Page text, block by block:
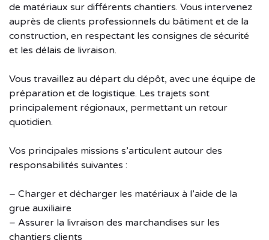
de matériaux sur différents chantiers. Vous intervenez
auprès de clients professionnels du bâtiment et de la
construction, en respectant les consignes de sécurité
et les délais de livraison.
Vous travaillez au départ du dépôt, avec une équipe de
préparation et de logistique. Les trajets sont
principalement régionaux, permettant un retour
quotidien.
Vos principales missions s’articulent autour des
responsabilités suivantes :
– Charger et décharger les matériaux à l’aide de la
grue auxiliaire
– Assurer la livraison des marchandises sur les
chantiers clients